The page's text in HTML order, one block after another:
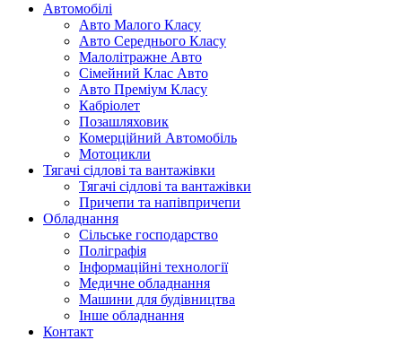
Автомобілі
Авто Малого Класу
Авто Середнього Класу
Малолітражне Авто
Сімейний Клас Авто
Авто Преміум Класу
Кабріолет
Позашляховик
Комерційний Автомобіль
Мотоцикли
Тягачі сідлові та вантажівки
Тягачі сідлові та вантажівки
Причепи та напівпричепи
Обладнання
Сільське господарство
Поліграфія
Інформаційні технології
Медичне обладнання
Машини для будівництва
Інше обладнання
Контакт